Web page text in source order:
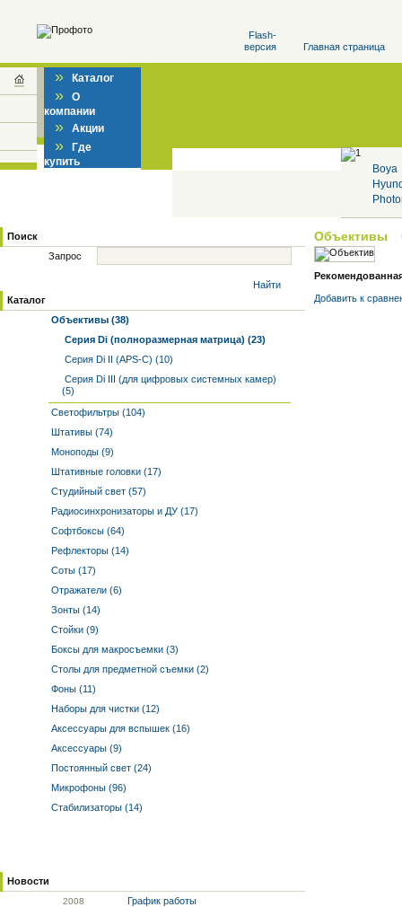
Flash-
версия
Главная страница
» Каталог
» О
компании
» Акции
» Где
купить
Boya
Поиск
Запрос
Найти
Каталог
Объективы (38)
Серия Di (полноразмерная матрица) (23)
Серия Di II (APS-C) (10)
Серия Di III (для цифровых системных камер)
(5)
Светофильтры (104)
Штативы (74)
Моноподы (9)
Штативные головки (17)
Студийный свет (57)
Радиосинхронизаторы и ДУ (17)
Софтбоксы (64)
Рефлекторы (14)
Соты (17)
Отражатели (6)
Зонты (14)
Стойки (9)
Боксы для макросъемки (3)
Столы для предметной съемки (2)
Фоны (11)
Наборы для чистки (12)
Аксессуары для вспышек (16)
Аксессуары (9)
Постоянный свет (24)
Микрофоны (96)
Стабилизаторы (14)
Новости
2008 График работы
Объективы
Добавить к